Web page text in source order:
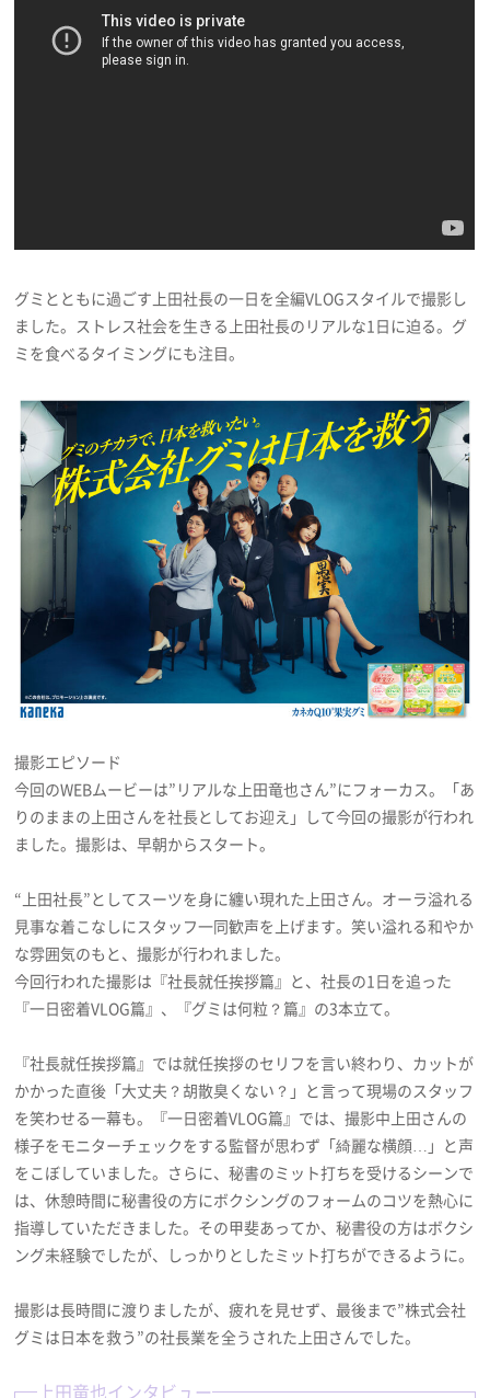
グミとともに過ごす上田社長の一日を全編VLOGスタイルで撮影し
ました。ストレス社会を生きる上田社長のリアルな1日に迫る。グ
ミを食べるタイミングにも注目。
撮影エピソード
今回のWEBムービーは”リアルな上田竜也さん”にフォーカス。「あ
りのままの上田さんを社長としてお迎え」して今回の撮影が行われ
ました。撮影は、早朝からスタート。
“上田社長”としてスーツを身に纏い現れた上田さん。オーラ溢れる
見事な着こなしにスタッフ一同歓声を上げます。笑い溢れる和やか
な雰囲気のもと、撮影が行われました。
今回行われた撮影は『社長就任挨拶篇』と、社長の1日を追った
『一日密着VLOG篇』、『グミは何粒？篇』の3本立て。
『社長就任挨拶篇』では就任挨拶のセリフを言い終わり、カットが
かかった直後「大丈夫？胡散臭くない？」と言って現場のスタッフ
を笑わせる一幕も。『一日密着VLOG篇』では、撮影中上田さんの
様子をモニターチェックをする監督が思わず「綺麗な横顔…」と声
をこぼしていました。さらに、秘書のミット打ちを受けるシーンで
は、休憩時間に秘書役の方にボクシングのフォームのコツを熱心に
指導していただきました。その甲斐あってか、秘書役の方はボクシ
ング未経験でしたが、しっかりとしたミット打ちができるように。
撮影は長時間に渡りましたが、疲れを見せず、最後まで”株式会社
グミは日本を救う”の社長業を全うされた上田さんでした。
上田竜也インタビュー